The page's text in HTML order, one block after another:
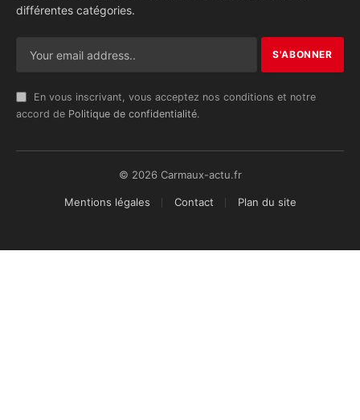
différentes catégories.
En vous inscrivant, vous acceptez nos conditions et notre
accord de Politique de confidentialité.
© 2026 Carmaux-actu.fr
Mentions légales Contact Plan du site